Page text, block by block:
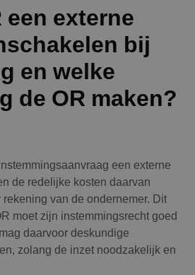
een externe
bij
en welke
de OR maken?
een externe
de redelijke kosten daarvan
van de ondernemer. Dit
moet zijn instemmingsrecht goed
daarvoor deskundige
zolang de inzet noodzakelijk en